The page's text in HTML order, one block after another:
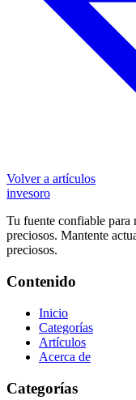
Volver a artículos
invesoro
Tu fuente confiable para
preciosos. Mantente
preciosos.
Contenido
Inicio
Categorías
Artículos
Acerca de
Categorías